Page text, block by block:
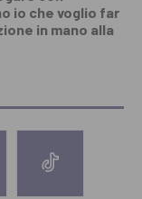
io che voglio far
in mano alla